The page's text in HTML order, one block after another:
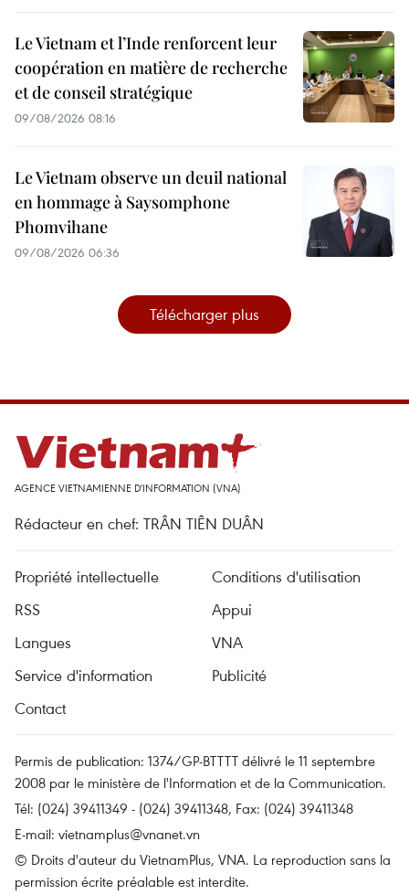
Le Vietnam et l’Inde renforcent leur
coopération en matière de recherche
et de conseil stratégique
09/08/2026 08:16
Le Vietnam observe un deuil national
en hommage à Saysomphone
Phomvihane
09/08/2026 06:36
Télécharger plus
AGENCE VIETNAMIENNE D'INFORMATION (VNA)
Rédacteur en chef: TRÂN TIÊN DUÂN
Propriété intellectuelle
Conditions d'utilisation
RSS
Appui
Langues
VNA
Service d'information
Publicité
Contact
Permis de publication: 1374/GP-BTTTT délivré le 11 septembre
2008 par le ministère de l'Information et de la Communication.
Tél: (024) 39411349 - (024) 39411348, Fax: (024) 39411348
E-mail: vietnamplus@vnanet.vn
© Droits d'auteur du VietnamPlus, VNA. La reproduction sans la
permission écrite préalable est interdite.